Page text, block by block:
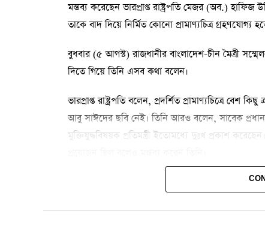
মন্তব্য করেছেন ভারপ্রাপ্ত রাষ্ট্রপতি মেজর (অব.)
তাকে বাদ দিয়ে নির্মিত কোনো প্রামাণ্যচিত্র গ্রহণযোগ্য
বুধবার (৫ আগস্ট) রাজধানীর বাংলাদেশ-চীন মৈত্রী
দিতে গিয়ে তিনি এসব কথা বলেন।
ভারপ্রাপ্ত রাষ্ট্রপতি বলেন, প্রদর্শিত প্রামাণ্যচিত্রে বেশ
আবু সাঈদের ছবি নেই। তিনি আরও বলেন, সাবেক
মুক্তিযুদ্ধবিষয়ক প্রতিমন্ত্রী ইতোমধ্যে দুঃখ প্রকাশ
তিনি বলেন, ‘এই সরকার জনগণের নির্বাচিত